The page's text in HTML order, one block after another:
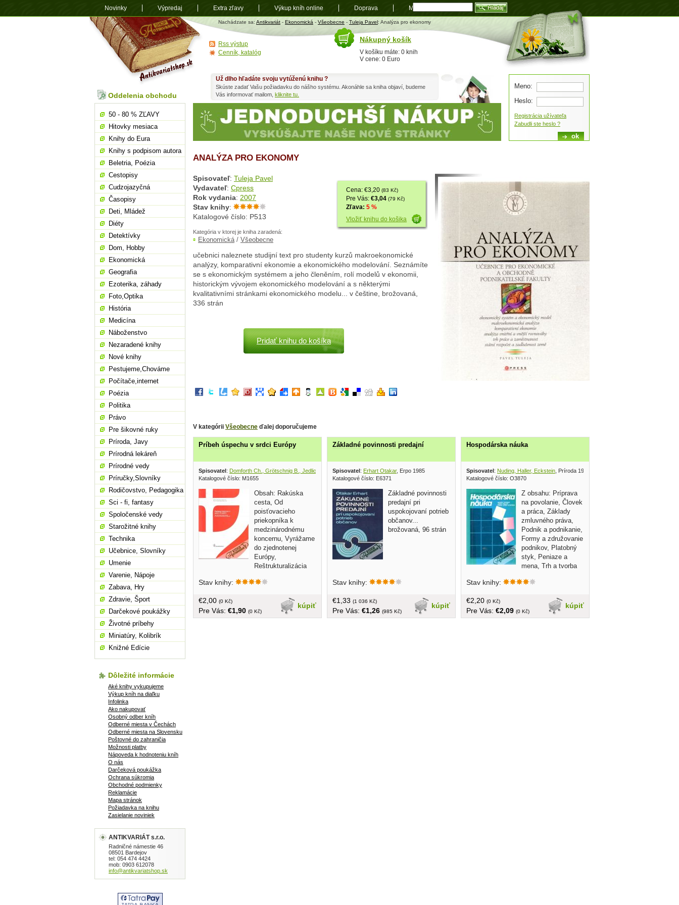
Antikvariát
shop.sk
Nachádzate sa: Antikvariát - Ekonomická - Všeobecne - Tuleja Pavel: Analýza pro ekonomy
ANALÝZA PRO EKONOMY
Cena: €3,20 (83 Kč)
Pre Vás: €3,04 (79 Kč)
Zľava: 5 %
Vložiť knihu do košika
Spisovateľ: Tuleja Pavel
Vydavateľ: Cpress
Rok vydania: 2007
Stav knihy:
Katalogové číslo: P513
Kategória v ktorej je kniha zaradená:
Ekonomická/ Všeobecne
učebnici naleznete studijní text pro studenty kurzů makroekonomické
analýzy, komparativní ekonomie a ekonomického modelování. Seznámíte
se s ekonomickým systémem a jeho členěním, rolí modelů v ekonomii,
historickým vývojem ekonomického modelování a s některými
kvalitativními stránkami ekonomického modelu... v češtine, brožovaná,
336 strán
Pridať knihu do košíka
V kategórii Všeobecne ďalej doporučujeme
Príbeh úspechu v srdci Európy
Spisovatel: Domforth Ch., Grötschnig B., Jedlicka A., Polan S., Brandstätter 2011
Katalogové číslo: M1655
Obsah: Rakúska
cesta, Od
poisťovacieho
priekopníka k
medzinárodnému
koncernu, Vyrážame
do zjednotenej
Európy,
Reštrukturalizácia
zamestnanci, Cesta do budúcnosti...
Stav knihy:
kúpiť
€2,00 (0 Kč)
Pre Vás: €1,90 (0 Kč)
Základné povinnosti predajní
Spisovatel: Erhart Otakar, Erpo 1985
Katalogové číslo: E6371
Základné povinnosti
predajní pri
uspokojovaní potrieb
občanov...
brožovaná, 96 strán
Stav knihy:
kúpiť
€1,33 (1 036 Kč)
Pre Vás: €1,26 (985 Kč)
Hospodárska náuka
Spisovatel: Nuding, Haller, Eckstein , Príroda 1992
Katalogové číslo: O3870
Z obsahu: Príprava
na povolanie, Človek
a práca, Základy
zmluvného práva,
Podnik a podnikanie,
Formy a združovanie
podnikov, Platobný
styk, Peniaze a
mena, Trh a tvorba
právo, Sporenie a úvery, atd...
Stav knihy:
kúpiť
€2,20 (0 Kč)
Pre Vás: €2,09 (0 Kč)
Už dlho hľadáte svoju vytúženú knihu ?
Skúste zadať Vašu požiadavku do nášho systému. Akonáhle sa kniha objaví, budeme
Vás informovať mailom, kliknite tu.
Oddelenia obchodu
50 - 80 % ZĽAVY
Hitovky mesiaca
Knihy do Eura
Knihy s podpisom autora
Beletria, Poézia
Cestopisy
Cudzojazyčná
Časopisy
Deti, Mládež
Diéty
Detektívky
Dom, Hobby
Ekonomická
Geografia
Ezoterika, záhady
Foto,Optika
História
Medicína
Náboženstvo
Nezaradené knihy
Nové knihy
Pestujeme,Chováme
Počítače,internet
Poézia
Politika
Právo
Pre šikovné ruky
Príroda, Javy
Prírodná lekáreň
Prírodné vedy
Príručky,Slovníky
Rodičovstvo, Pedagogika
Sci - fi, fantasy
Spoločenské vedy
Starožitné knihy
Technika
Učebnice, Slovníky
Umenie
Varenie, Nápoje
Zabava, Hry
Zdravie, Šport
Darčekové poukážky
Životné príbehy
Miniatúry, Kolibrík
Knižné Edície
Dôležité informácie
Aké knihy vykupujeme
Výkup kníh na diaľku
Infolinka
Ako nakupovať
Osobný odber kníh
Odberné miesta v Čechách
Odberné miesta na Slovensku
Poštovné do zahraničia
Možnosti platby
Nápoveda k hodnoteniu kníh
O nás
Darčeková poukážka
Ochrana súkromia
Obchodné podmienky
Reklamácie
Mapa stránok
Požiadavka na knihu
Zasielanie noviniek
ANTIKVARIÁT s.r.o.
Radničné námestie 46
08501 Bardejov
tel: 054 474 4424
mob: 0903 612078
info@antikvariatshop.sk
Meno:
Heslo:
Registrácia užívateľa
Zabudli ste heslo ?
Nákupný košík
V košíku máte: 0 knih
V cene: 0 Euro
Rss výstup
Cenník, katalóg
Novinky Výpredaj Extra zľavy Výkup kníh online Doprava Mapa